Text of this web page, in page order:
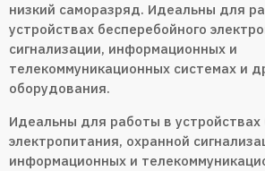
низкий саморазряд. Идеальны для
устройствах бесперебойного
сигнализации, информационных и
телекоммуникационных системах и
оборудования.
Идеальны для работы в устройствах
электропитания, охранной
информационных и